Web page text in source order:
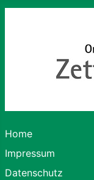
Home
Impressum
Datenschutz